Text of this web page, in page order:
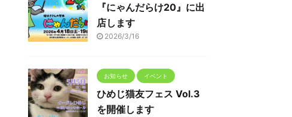
『にゃんだらけ20』に出
店します
2026/3/16
お知らせ イベント
ひめじ猫友フェス Vol.3
を開催します